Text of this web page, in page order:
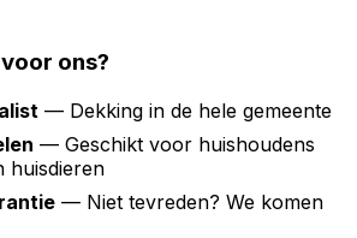
ons?
— Dekking in de hele gemeente
— Geschikt voor huishoudens
huisdieren
— Niet tevreden? We komen